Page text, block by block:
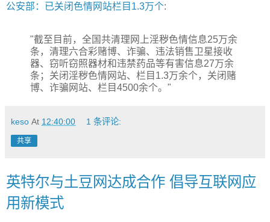
公安部：已关闭色情网站栏目1.3万个:
"截至目前，全国共清理网上淫秽色情信息25万余
条，清理六合彩赌博、诈骗、违法销售卫星接收
器、窃听窃照器材和违禁药品等有害信息27万余
条；关闭淫秽色情网站、栏目1.3万余个，关闭赌
博、诈骗网站、栏目4500余个。"
keso At 12:40:00 1 条评论:
共享
英特尔与土豆网达成合作 倡导互联网应
用新模式